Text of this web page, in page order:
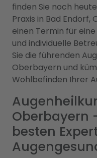
finden Sie noch
Praxis in Bad
einen Termin für
und individuelle
Sie die führenden
Oberbayern und
Wohlbefinden Ihrer
Oberbayern
besten